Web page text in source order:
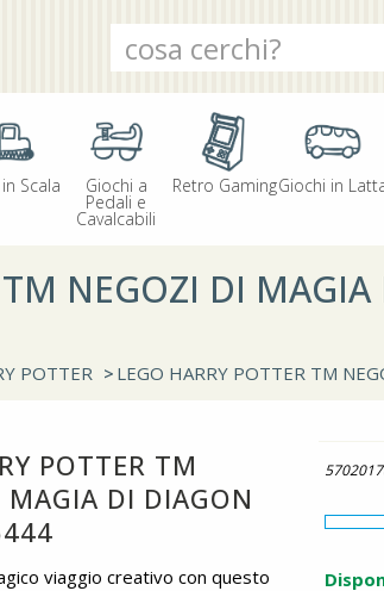
Scala Giochi a
Pedali e
Cavalcabili
Retro GamingGiochi in
NEGOZI DI
POTTER > LEGO HARRY POTTER TM
POTTER TM
MAGIA DI DIAGON
viaggio creativo con questo